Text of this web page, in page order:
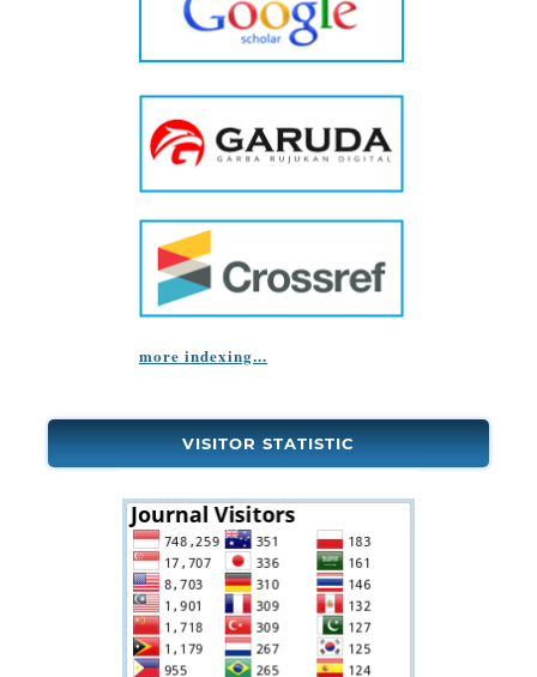
more indexing...
VISITOR STATISTIC